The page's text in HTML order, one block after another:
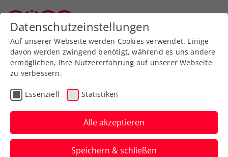
Zurück zur Newsübersicht
ATP
Khachanov besiegt:
Erfolgslauf von Ofner in
Genf geht weiter
Datenschutzeinstellungen
Auf unserer Webseite werden Cookies verwendet. Einige
davon werden zwingend benötigt, während es uns andere
ermöglichen, Ihre Nutzererfahrung auf unserer Webseite
zu verbessern.
Essenziell Statistiken
Alle akzeptieren
Speichern & schließen